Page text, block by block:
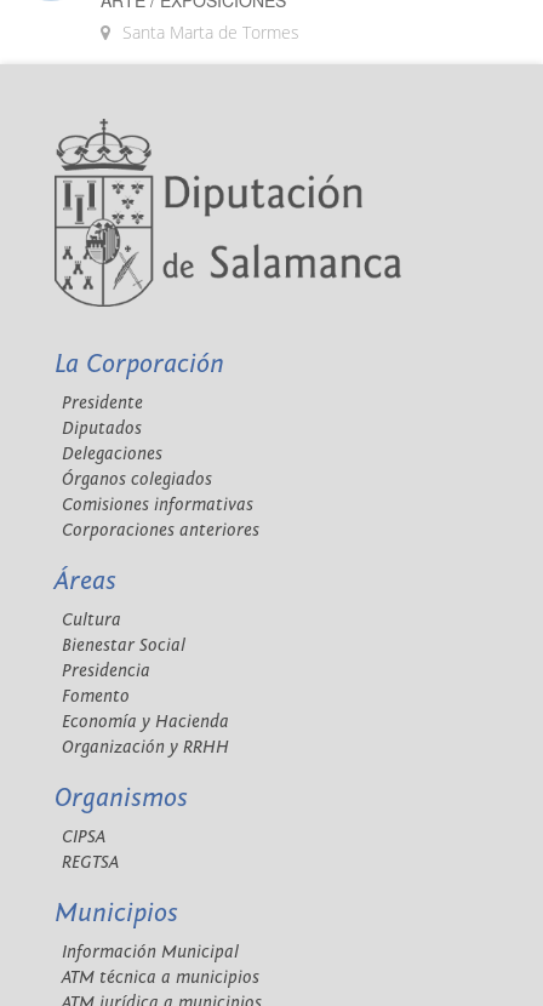
Santa Marta de Tormes
La Corporación
Presidente
Diputados
Delegaciones
Órganos colegiados
Comisiones informativas
Corporaciones anteriores
Áreas
Cultura
Bienestar Social
Presidencia
Fomento
Economía y Hacienda
Organización y RRHH
Organismos
CIPSA
REGTSA
Municipios
Información Municipal
ATM técnica a municipios